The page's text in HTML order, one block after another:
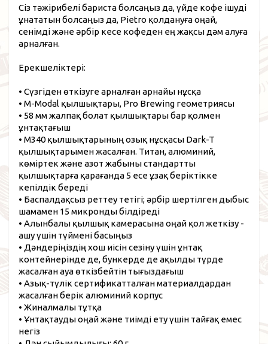
Сіз тәжірибелі бариста болсаңыз да, үйде кофе ішуді
ұнататын болсаңыз да, Pietro қолдануға оңай,
сенімді және әрбір кесе кофеден ең жақсы дәм алуға
арналған.
Ерекшеліктері:
• Сүзгіден өткізуге арналған арнайы нұсқа
• M-Modal қылшықтары, Pro Brewing геометриясы
• 58 мм жалпақ болат қылшықтары бар қолмен
ұнтақтағыш
• M340 қылшықтарының озық нұсқасы Dark-T
қылшықтарымен жасалған. Титан, алюминий,
көміртек және азот жабыны стандартты
қылшықтарға қарағанда 5 есе ұзақ беріктікке
кепілдік береді
• Баспалдақсыз реттеу тетігі; әрбір шертілген дыбыс
шамамен 15 микронды білдіреді
• Алынбалы қылшық камерасына оңай қол жеткізу -
ашу үшін түймені басыңыз
• Дәндеріңіздің хош иісін сезіну үшін ұнтақ
контейнерінде де, бункерде де ақылды түрде
жасалған ауа өткізбейтін тығыздағыш
• Азық-түлік сертификатталған материалдардан
жасалған берік алюминий корпус
• Жиналмалы тұтқа
• Ұнтақтауды оңай және тиімді ету үшін тайғақ емес
негіз